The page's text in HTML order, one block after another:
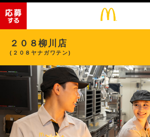
２０８柳川店
(２０８ヤナガワテン)